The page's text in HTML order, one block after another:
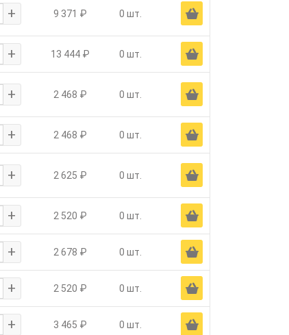
+ 9 371 ₽ 0 шт. Ä
+ 13 444 ₽ 0 шт. Ä
+ 2 468 ₽ 0 шт. Ä
+ 2 468 ₽ 0 шт. Ä
+ 2 625 ₽ 0 шт. Ä
+ 2 520 ₽ 0 шт. Ä
+ 2 678 ₽ 0 шт. Ä
+ 2 520 ₽ 0 шт. Ä
+ 3 465 ₽ 0 шт. Ä